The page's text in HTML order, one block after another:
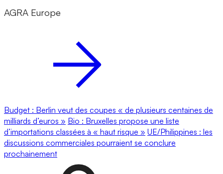
AGRA Europe
Budget : Berlin veut des coupes « de plusieurs centaines de
milliards d’euros » Bio : Bruxelles propose une liste
d’importations classées à « haut risque » UE/Philippines : les
discussions commerciales pourraient se conclure
prochainement